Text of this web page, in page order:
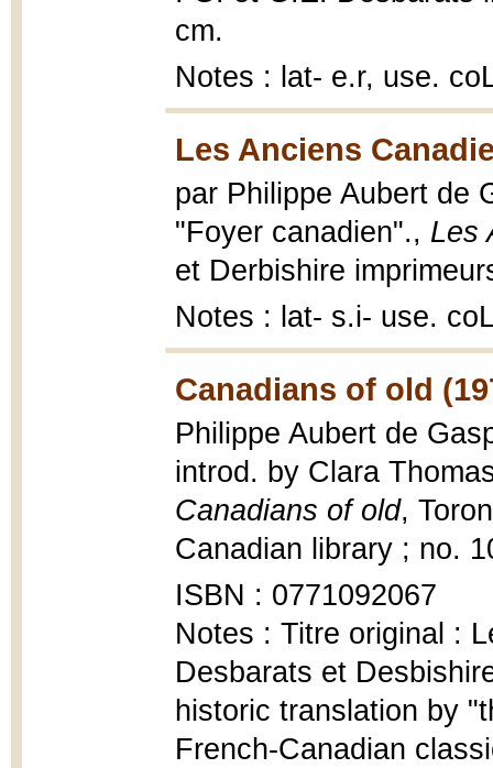
cm.
Notes : lat- e.r, use.
Les Anciens
par Philippe Aubert de
"Foyer canadien"., Les
et Derbishire
Notes : lat- s.i- use.
Canadians of old
Philippe Aubert de
introd. by Clara
Canadians of old,
Canadian library ; no.
ISBN : 0771092067
Notes : Titre original :
Desbarats et
historic translation by
French-Canadian